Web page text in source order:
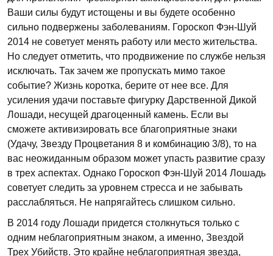
Ваши силы будут истощены и вы будете особенно
сильно подвержены заболеваниям. Гороскоп Фэн-Шуй
2014 не советует менять работу или место жительства.
Но следует отметить, что продвижение по службе нельзя
исключать. Так зачем же пропускать мимо такое
событие? Жизнь коротка, берите от нее все. Для
усиления удачи поставьте фигурку Дарственной Дикой
Лошади, несущей драгоценный камень. Если вы
сможете активизировать все благоприятные знаки
(Удачу, Звезду Процветания 8 и комбинацию 3/8), то на
вас неожиданным образом может упасть развитие сразу
в трех аспектах. Однако Гороскоп Фэн-Шуй 2014 Лошадь
советует следить за уровнем стресса и не забывать
расслабляться. Не напрягайтесь слишком сильно.
В 2014 году Лошади придется столкнуться только с
одним неблагоприятным знаком, а именно, Звездой
Трех Убийств. Это крайне неблагоприятная звезда,